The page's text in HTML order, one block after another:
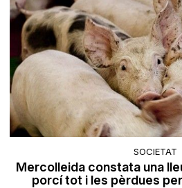
SOCIETAT
Mercolleida constata una
porcí tot i les pèrdues